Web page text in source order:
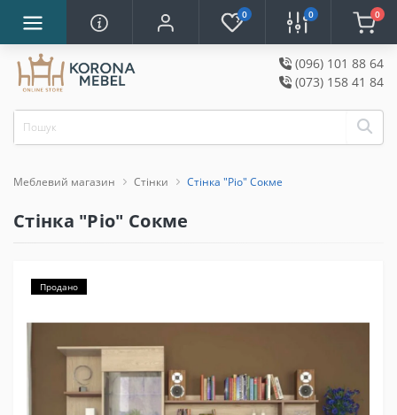
0 0 0
(096) 101 88 64
(073) 158 41 84
Меблевий магазин Стінки Стінка "Ріо" Сокме
Стінка "Ріо" Сокме
Продано